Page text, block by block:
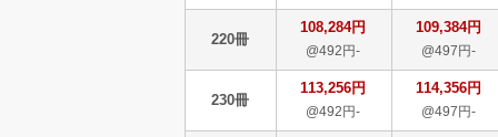
220冊
108,284円
@492円-
109,384円
@497円-
230冊
113,256円
@492円-
114,356円
@497円-